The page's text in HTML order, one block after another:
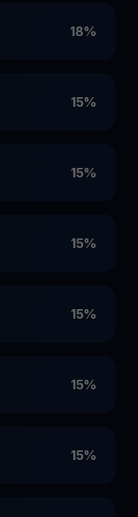
18%
15%
15%
15%
15%
15%
15%